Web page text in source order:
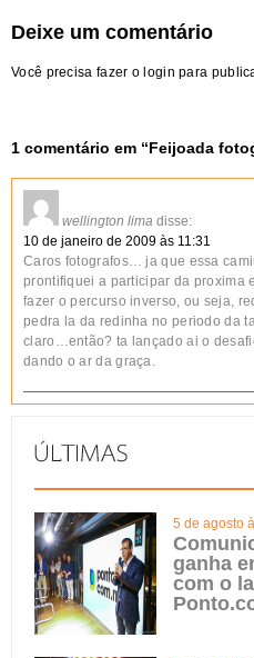
Deixe um comentário
Você precisa fazer o login para
1 comentário em “Feijoada
wellington lima disse:
10 de janeiro de 2009 às 11:31
Caros fotografos… ja que essa
prontifiquei a participar da proxima
fazer o percurso inverso, ou seja,
pedra la da redinha no periodo da
claro…então? ta lançado ai o
dando o ar da graça.
5 de agosto
ganha
com o